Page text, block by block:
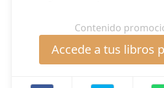
Contenido
Accede a tus libros